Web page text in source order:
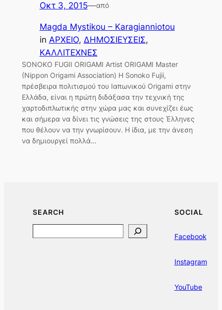
Οκτ 3, 2015—από
Magda Mystikou – Karagianniotou
in ΑΡΧΕΙΟ, ΔΗΜΟΣΙΕΥΣΕΙΣ
ΚΑΛΛΙΤΕΧΝΕΣ
SONOKO FUGII ORIGAMI Artist ORIGAMI Master
(Nippon Origami Association) Η Sonoko Fujii,
πρέσβειρα πολιτισμού του Ιαπωνικού Origami στην
Ελλάδα, είναι η πρώτη διδάξασα την τεχνική της
χαρτοδιπλωτικής στην χώρα μας και συνεχίζει έως
και σήμερα να δίνει τις γνώσεις της στους Έλληνες
που θέλουν να την γνωρίσουν. Η ίδια, με την άνεση
να δημιουργεί πολλά…
SEARCH SOCIAL
Facebook
Instagram
YouTube